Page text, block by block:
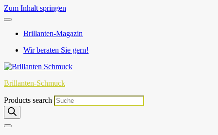
Zum Inhalt springen
Brillanten-Magazin
Wir beraten Sie gern!
Brillanten-Schmuck
Products search